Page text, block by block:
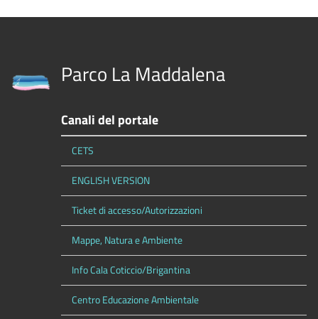
Parco La Maddalena
Canali del portale
CETS
ENGLISH VERSION
Ticket di accesso/Autorizzazioni
Mappe, Natura e Ambiente
Info Cala Coticcio/Brigantina
Centro Educazione Ambientale